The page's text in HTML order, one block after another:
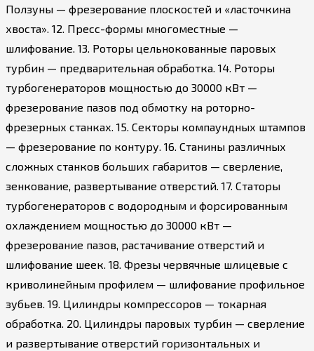
Ползуны — фрезерование плоскостей и «ласточкина
хвоста». 12. Пресс-формы многоместные —
шлифование. 13. Роторы цельнокованные паровых
турбин — предварительная обработка. 14. Роторы
турбогенераторов мощностью до 30000 кВт —
фрезерование пазов под обмотку на роторно-
фрезерных станках. 15. Секторы компаундных штампов
— фрезерование по контуру. 16. Станины различных
сложных станков больших габаритов — сверление,
зенкование, развертывание отверстий. 17. Статоры
турбогенераторов с водородным и форсированным
охлаждением мощностью до 30000 кВт —
фрезерование пазов, растачивание отверстий и
шлифование шеек. 18. Фрезы червячные шлицевые с
криволинейным профилем — шлифование профильное
зубьев. 19. Цилиндры компрессоров — токарная
обработка. 20. Цилиндры паровых турбин — сверление
и развертывание отверстий горизонтальных и